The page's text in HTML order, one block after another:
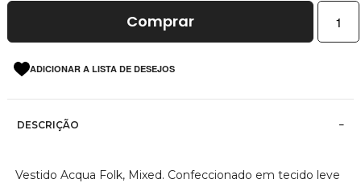
Comprar
ADICIONAR A LISTA DE DESEJOS
DESCRIÇÃO
Vestido Acqua Folk, Mixed. Confeccionado em tecido leve